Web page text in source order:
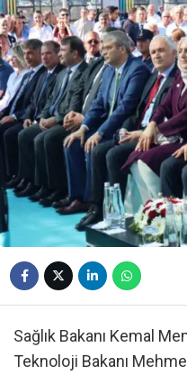
Sağlık Bakanı Kemal
Teknoloji Bakanı